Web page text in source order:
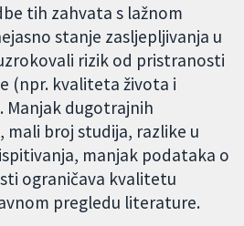
tih zahvata s lažnom
stanje zasljepljivanja u
rizik od pristranosti
(npr. kvaliteta života i
Manjak dugotrajnih
broj studija, razlike u
manjak podataka o
ograničava kvalitetu
pregledu literature.